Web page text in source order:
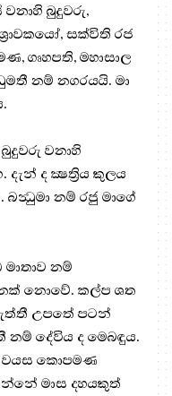
බුදුවරු,
සක්විති රජ
ගෘහපති, මහාසාල
නම් නගරයයි. මා
වනාහි
ද ක්‍ෂත්‍රිය කුලය
නම් රජු මාගේ
නම්
නොවේ. කල්ප ශත
උපතේ පටන්
දේවිය ද මෙබඳුය.
කොපමණ
මාස දහයකුත්